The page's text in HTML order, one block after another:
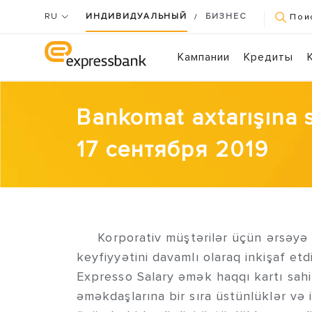
RU ИНДИВИДУАЛЬНЫЙ / БИЗНЕС
Кампании Кредиты
Bankomat axtarışına
17 сентября 2019
Korporativ müştərilər üçün ərsəyə
keyfiyyətini davamlı olaraq inkişaf
Expresso Salary əmək haqqı kartı
əməkdaşlarına bir sıra üstünlüklər və